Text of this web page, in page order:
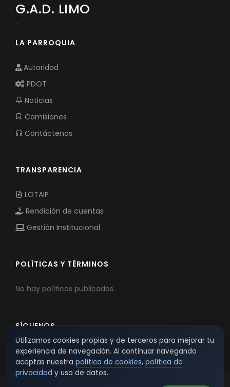
G.A.D. LIMO
-
LA PARROQUIA
Autoridad
PDOT
Noticias
Comisiones
Contáctenos
TRANSPARENCIA
LOTAIP
Rendición de cuentas
Gestión Institucional
POLÍTICAS Y TÉRMINOS
No hay políticas publicadas.
SÍGUENOS
Utilizamos cookies propias y de terceros para mejorar tu
experiencia de navegación. Al continuar navegando
aceptas nuestra política de cookies, política de
privacidad y uso de datos.